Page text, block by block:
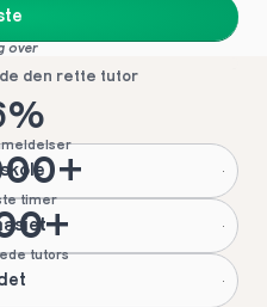
over
den rette tutor
timer
tutors